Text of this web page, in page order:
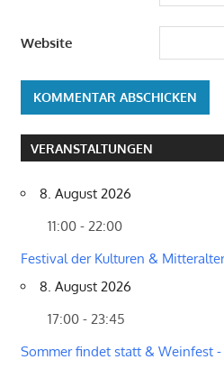
Website
VERANSTALTUNGEN
8. August 2026
11:00 - 22:00
Festival der Kulturen &
8. August 2026
17:00 - 23:45
Sommer findet statt & Weinfest -